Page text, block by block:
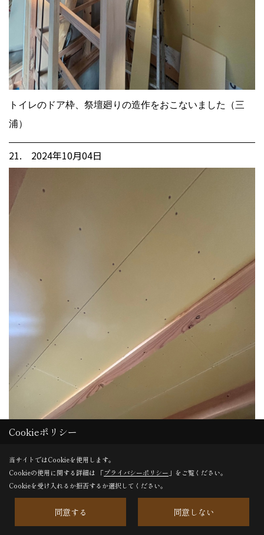
トイレのドア枠、祭壇廻りの造作をおこないました（三
浦）
21. 2024年10月04日
引き続きボード貼りをおこないました（三浦）
Cookieポリシー
当サイトではCookieを使用します。
Cookieの使用に関する詳細は 「プライバシーポリシー 」をご覧ください。
Cookieを受け入れるか拒否するか選択してください。
同意する 同意しない